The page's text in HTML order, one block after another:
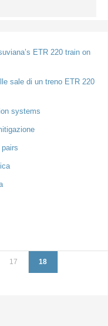
ETR 220 train on
sale di un treno ETR 220
systems
17 18